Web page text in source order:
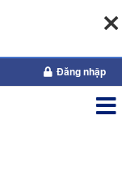
Đăng nhập